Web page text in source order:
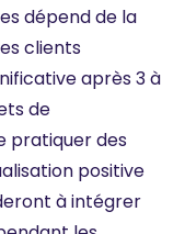
dépend de la
clients
après 3 à
de
pratiquer des
positive
à intégrer